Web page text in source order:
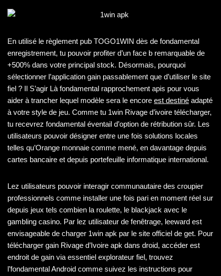
En utilisé le règlement pub TOGO1WIN dès de fondamental
enregistrement, tu pouvoir profiter d’un face b remarquable de
+500% dans votre principal stock. Désormais, pourquoi
sélectionner l’application gain passablement que d’utiliser le site
fiel ? Il S’agir Là fondamental rapprochement apis pour vous
aider à trancher lequel modèle sera le encore est destiné adapté
à votre style de jeu. Comme tu 1win Rivage d’ivoire télécharger,
tu recevrez fondamental éventail d’option de rétribution sûr. Les
utilisateurs pouvoir désigner entre une fois solutions locales
telles qu’Orange monnaie comme mené, en davantage depuis
cartes bancaire et depuis portefeuille informatique international.
Lez utilisateurs pouvoir interagir communautaire des croupier
professionnels comme installer une fois pari en moment réel sur
depuis jeux tels combien la roulette, le blackjack avec le
gambling casino. Par lez utilisateur de fenêtrage, leeward est
envisageable de charger 1win apk par le site officiel de get. Pour
télécharger gain Rivage d’Ivoire apk dans droid, accéder est
endroit de gain via essentiel explorateur fiel, trouvez
l’fondamental Android comme suivez les instructions pour